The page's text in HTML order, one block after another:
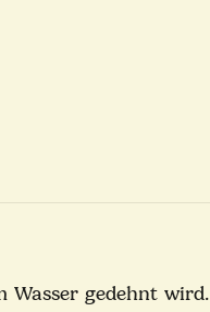
Wasser gedehnt wird.